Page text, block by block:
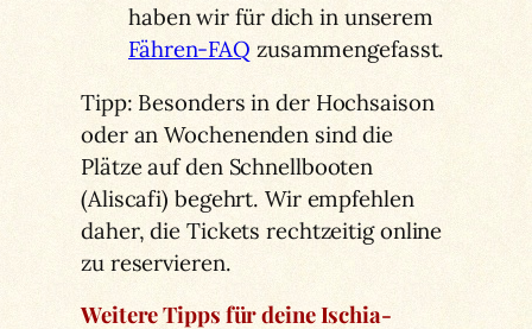
haben wir für dich in unserem
Fähren-FAQ zusammengefasst.
Tipp: Besonders in der Hochsaison
oder an Wochenenden sind die
Plätze auf den Schnellbooten
(Aliscafi) begehrt. Wir empfehlen
daher, die Tickets rechtzeitig online
zu reservieren.
Weitere Tipps für deine Ischia-